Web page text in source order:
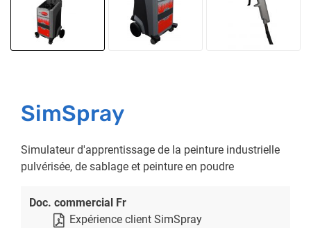
SimSpray
Simulateur d'apprentissage de la peinture industrielle
pulvérisée, de sablage et peinture en poudre
Doc. commercial Fr
Expérience client SimSpray